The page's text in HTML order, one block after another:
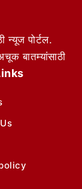
न्यूज पोर्टल.
बातम्यांसाठी